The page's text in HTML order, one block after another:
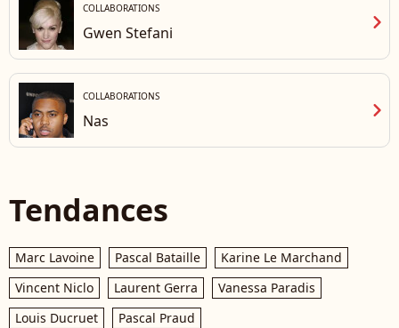
COLLABORATIONS
Gwen Stefani chevron_right
COLLABORATIONS
Nas chevron_right
Tendances
Marc Lavoine Pascal Bataille
Karine Le Marchand
Vincent Niclo
Laurent Gerra
Vanessa Paradis
Louis Ducruet
Pascal Praud